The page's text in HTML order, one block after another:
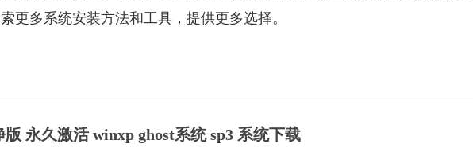
更多系统安装方法和工具，提供更多选择。
永久激活 winxp ghost系统 sp3 系统下载